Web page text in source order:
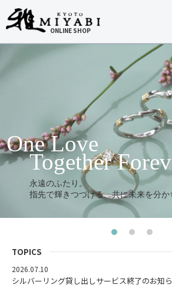
ONLINE SHOP
One Love
Together
永遠のふたり。
指先で輝きつづける、共に未来を分か
TOPICS
2026.07.10
シルバーリング貸し出しサービス終了のお知